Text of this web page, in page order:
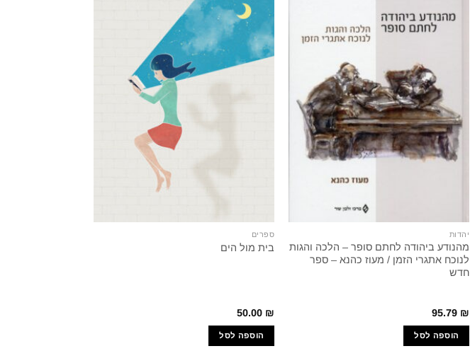
יהדות
מהנודע ביהודה לחתם סופר – הלכה והגות
לנוכח אתגרי הזמן / מעוז כהנא – ספר
חדש
95.79 ₪
הוספה לסל
ספרים
בית מול הים
50.00 ₪
הוספה לסל